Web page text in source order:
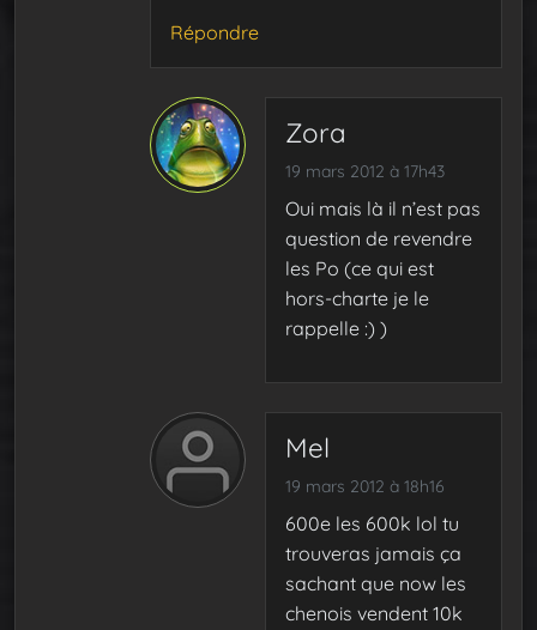
Répondre
Zora
19 mars 2012 à 17h43
Oui mais là il n’est pas
question de revendre
les Po (ce qui est
hors-charte je le
rappelle :) )
Mel
19 mars 2012 à 18h16
600e les 600k lol tu
trouveras jamais ça
sachant que now les
chenois vendent 10k